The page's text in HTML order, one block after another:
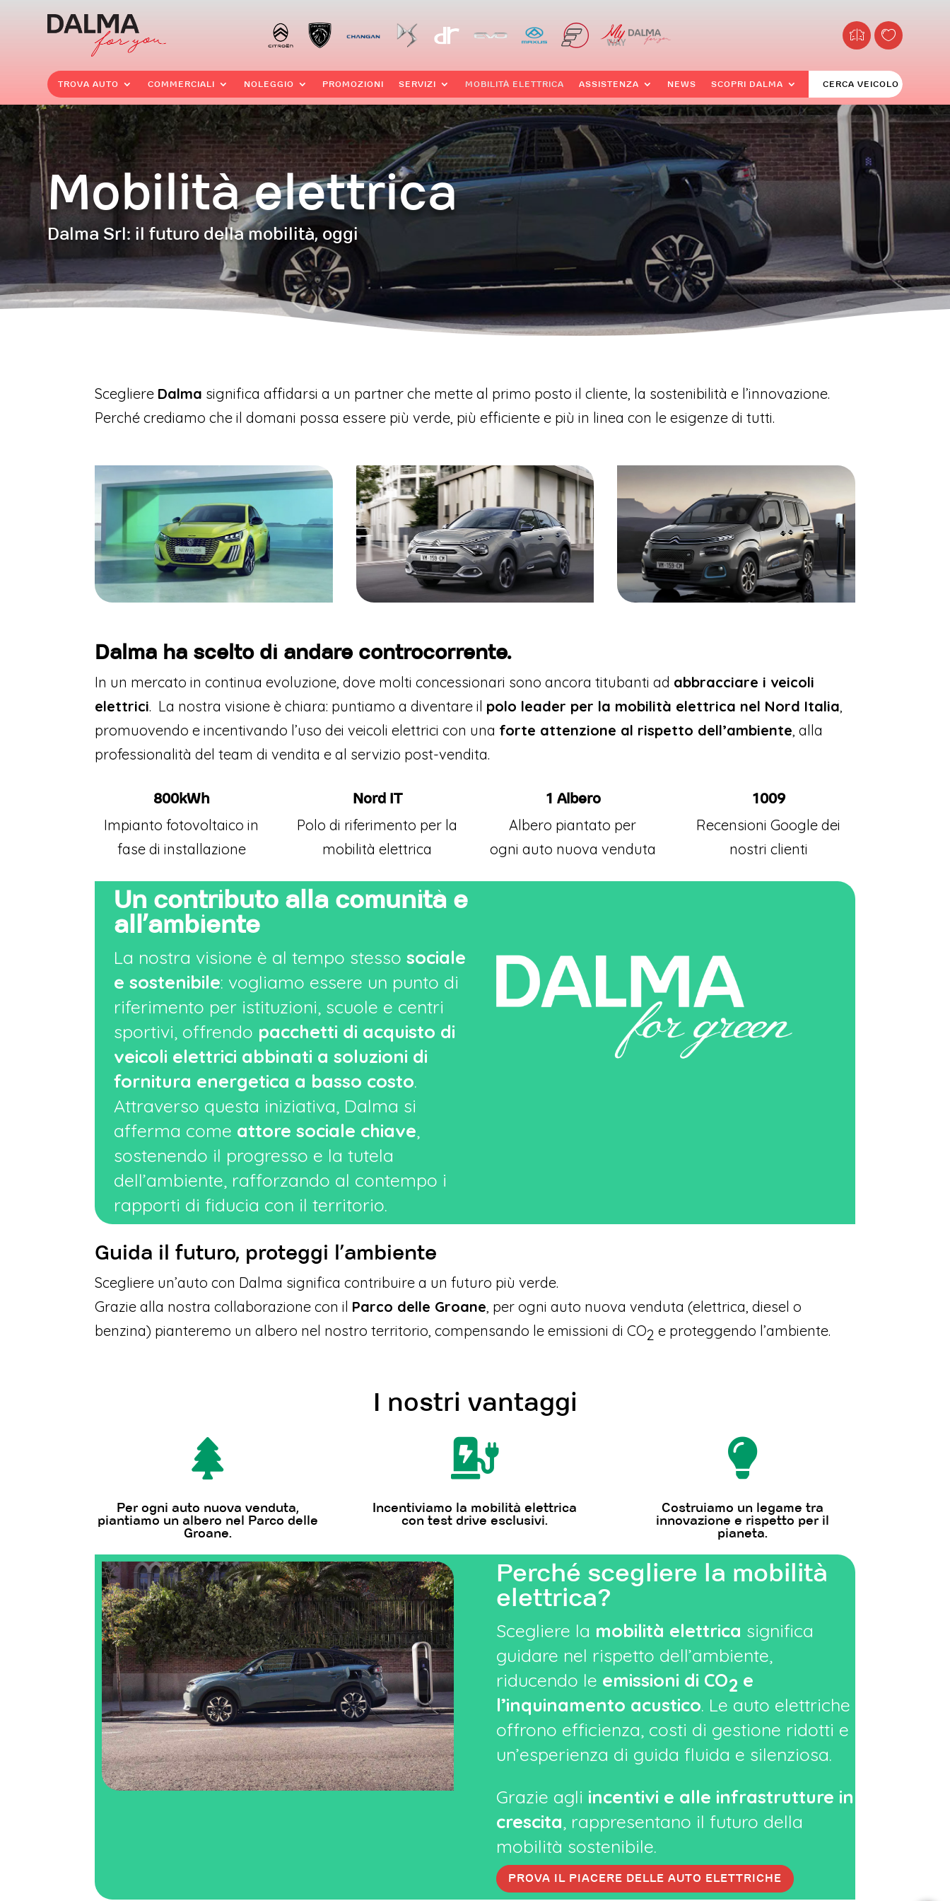
TROVA AUTO COMMERCIALI NOLEGGIO PROMOZIONI SERVIZI MOBILITÀ ELETTRICA ASSISTENZA NEWS SCOPRI DALMA CERCA VEICOLO
Mobilità elettrica
Dalma Srl: il futuro della mobilità, oggi
Scegliere Dalma significa affidarsi a un partner che mette al primo posto il cliente, la sostenibilità e l’innovazione.
Perché crediamo che il domani possa essere più verde, più efficiente e più in linea con le esigenze di tutti.
Dalma ha scelto di andare controcorrente.
In un mercato in continua evoluzione, dove molti concessionari sono ancora titubanti ad abbracciare i veicoli
elettrici. La nostra visione è chiara: puntiamo a diventare il polo leader per la mobilità elettrica nel Nord Italia
promuovendo e incentivando l’uso dei veicoli elettrici con una forte attenzione al rispetto dell’ambiente , alla
professionalità del team di vendita e al servizio post-vendita.
800kWh
Impianto fotovoltaico in
fase di installazione
Nord IT
Polo di riferimento per la
mobilità elettrica
1 Albero
Albero piantato per
ogni auto nuova venduta
1009
Recensioni Google dei
nostri clienti
Un contributo alla comunità e
all’ambiente
La nostra visione è al tempo stessosociale
e sostenibile: vogliamo essere un punto di
riferimento per istituzioni, scuole e centri
sportivi, offrendo pacchetti di acquisto di
veicoli elettrici abbinati a soluzioni di
fornitura energetica a basso costo.
Attraverso questa iniziativa, Dalma si
afferma come attore sociale chiave,
sostenendo il progresso e la tutela
dell’ambiente, rafforzando al contempo i
rapporti di fiducia con il territorio.
Guida il futuro, proteggi l’ambiente
Scegliere un’auto con Dalma significa contribuire a un futuro più verde.
Grazie alla nostra collaborazione con il Parco delle Groane, per ogni auto nuova venduta (elettrica, diesel o
benzina) pianteremo un albero nel nostro territorio, compensando le emissioni di CO2 e proteggendo l’ambiente.
I nostri vantaggi

Per ogni auto nuova venduta,
piantiamo un albero nel Parco delle
Groane.

Incentiviamo la mobilità elettrica
con test drive esclusivi.

Costruiamo un legame tra
innovazione e rispetto per il
pianeta.
Perché scegliere la mobilità
elettrica?
Scegliere la mobilità elettrica significa
guidare nel rispetto dell’ambiente,
riducendo le emissioni di CO2 e
l’inquinamento acustico. Le auto elettriche
offrono efficienza, costi di gestione ridotti e
un’esperienza di guida fluida e silenziosa.
Grazie agli incentivi e alle infrastrutture in
crescita, rappresentano il futuro della
mobilità sostenibile.
PROVA IL PIACERE DELLE AUTO ELETTRICHE